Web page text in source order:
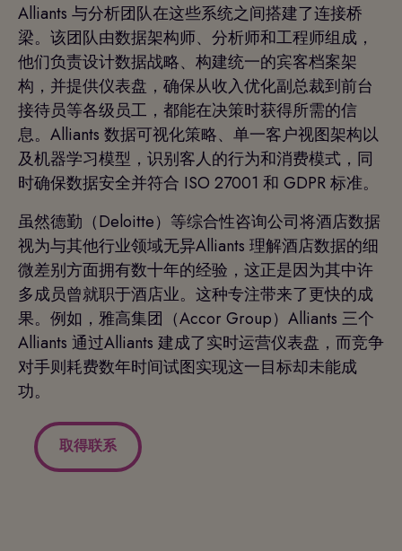
Alliants 与分析团队在这些系统之间搭建了连接桥
梁。该团队由数据架构师、分析师和工程师组成，
他们负责设计数据战略、构建统一的宾客档案架
构，并提供仪表盘，确保从收入优化副总裁到前台
接待员等各级员工，都能在决策时获得所需的信
息。Alliants 数据可视化策略、单一客户视图架构以
及机器学习模型，识别客人的行为和消费模式，同
时确保数据安全并符合 ISO 27001 和 GDPR 标准。
虽然德勤（Deloitte）等综合性咨询公司将酒店数据
视为与其他行业领域无异Alliants 理解酒店数据的细
微差别方面拥有数十年的经验，这正是因为其中许
多成员曾就职于酒店业。这种专注带来了更快的成
果。例如，雅高集团（Accor Group）Alliants 三个
Alliants 通过Alliants 建成了实时运营仪表盘，而竞争
对手则耗费数年时间试图实现这一目标却未能成
功。
取得联系